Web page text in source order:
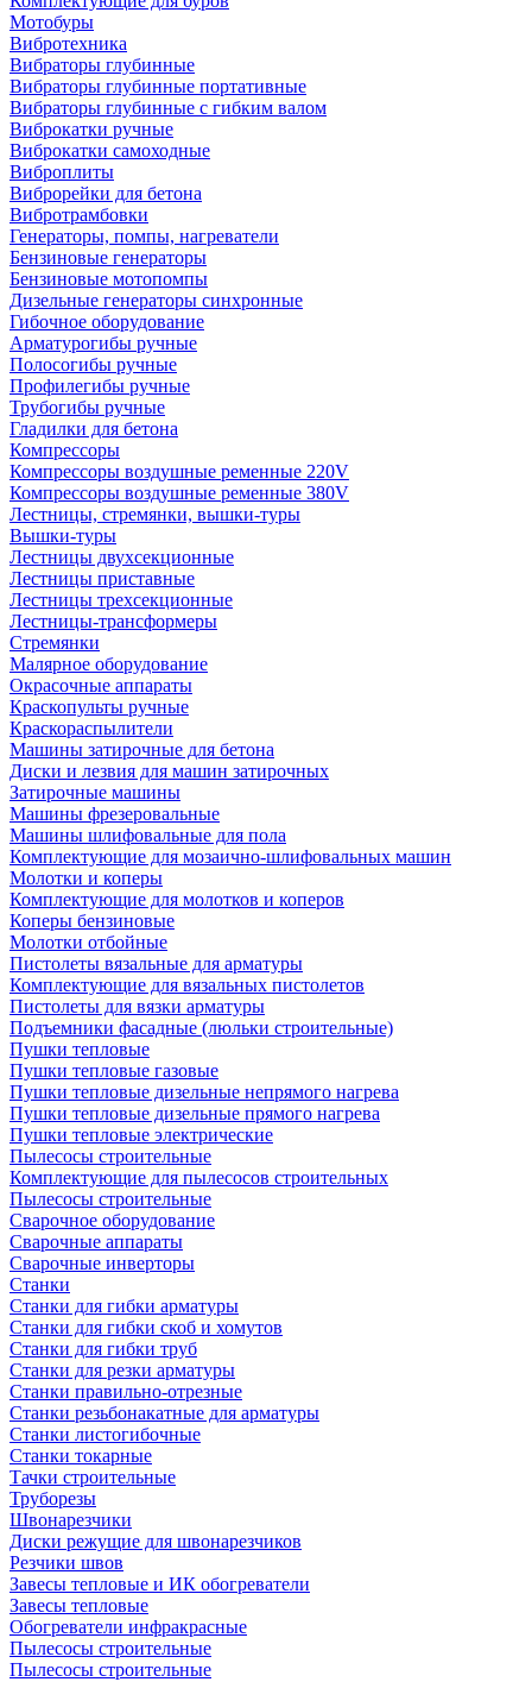
Мотобуры
Вибротехника
Вибраторы глубинные
Вибраторы глубинные портативные
Вибраторы глубинные с гибким валом
Виброкатки ручные
Виброкатки самоходные
Виброплиты
Виброрейки для бетона
Вибротрамбовки
Генераторы, помпы, нагреватели
Бензиновые генераторы
Бензиновые мотопомпы
Дизельные генераторы синхронные
Гибочное оборудование
Арматурогибы ручные
Полосогибы ручные
Профилегибы ручные
Трубогибы ручные
Гладилки для бетона
Компрессоры
Компрессоры воздушные ременные 220V
Компрессоры воздушные ременные 380V
Лестницы, стремянки, вышки-туры
Вышки-туры
Лестницы двухсекционные
Лестницы приставные
Лестницы трехсекционные
Лестницы-трансформеры
Стремянки
Малярное оборудование
Окрасочные аппараты
Краскопульты ручные
Краскораспылители
Машины затирочные для бетона
Диски и лезвия для машин затирочных
Затирочные машины
Машины фрезеровальные
Машины шлифовальные для пола
Комплектующие для мозаично-шлифовальных машин
Молотки и коперы
Комплектующие для молотков и коперов
Коперы бензиновые
Молотки отбойные
Пистолеты вязальные для арматуры
Комплектующие для вязальных пистолетов
Пистолеты для вязки арматуры
Подъемники фасадные (люльки строительные)
Пушки тепловые
Пушки тепловые газовые
Пушки тепловые дизельные непрямого нагрева
Пушки тепловые дизельные прямого нагрева
Пушки тепловые электрические
Пылесосы строительные
Комплектующие для пылесосов строительных
Пылесосы строительные
Сварочное оборудование
Сварочные аппараты
Сварочные инверторы
Станки
Станки для гибки арматуры
Станки для гибки скоб и хомутов
Станки для гибки труб
Станки для резки арматуры
Станки правильно-отрезные
Станки резьбонакатные для арматуры
Станки листогибочные
Станки токарные
Тачки строительные
Труборезы
Швонарезчики
Диски режущие для швонарезчиков
Резчики швов
Завесы тепловые и ИК обогреватели
Завесы тепловые
Обогреватели инфракрасные
Пылесосы строительные
Пылесосы строительные